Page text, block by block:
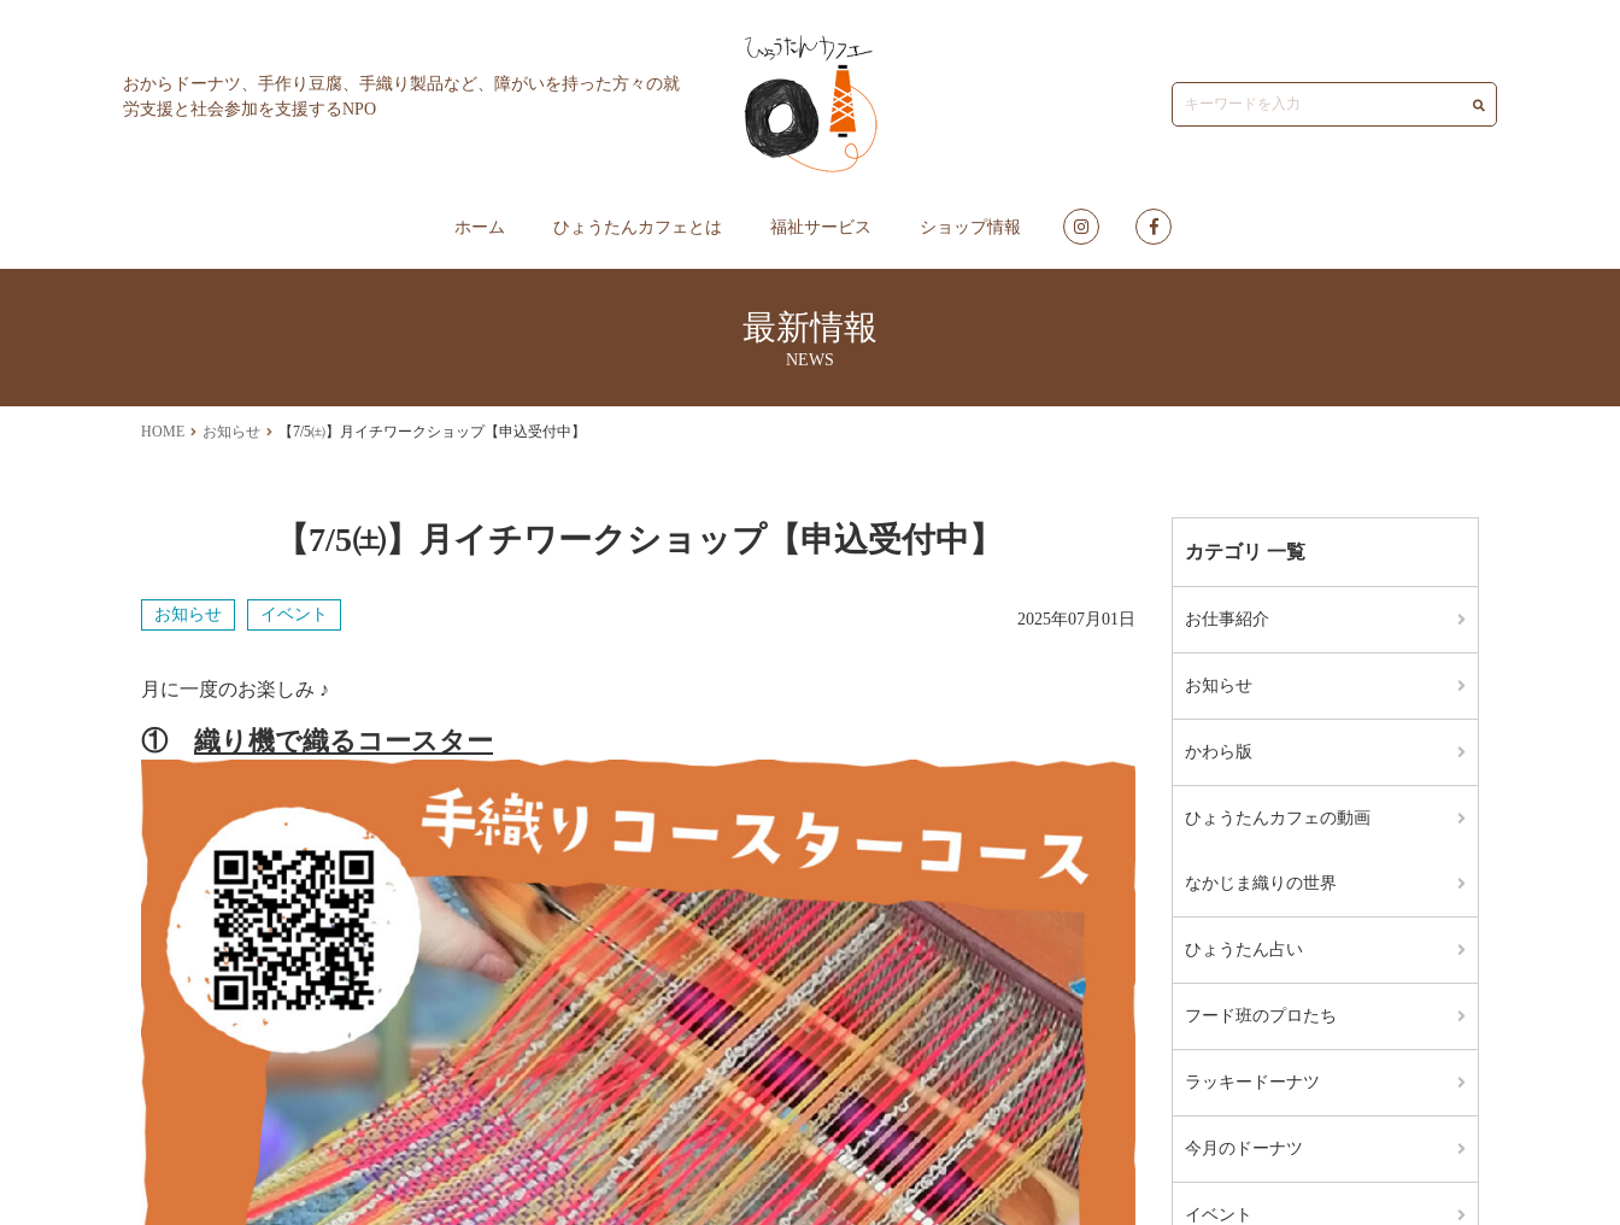
おからドーナツ、手作り豆腐、手織り製品など、障がいを持った方々の就
労支援と社会参加を支援するNPO
ホーム ひょうたんカフェとは 福祉サービス ショップ情報
最新情報
NEWS
HOME お知らせ 【7/5㈯】月イチワークショップ【申込受付中】
【7/5㈯】月イチワークショップ【申込受付中】
お知らせ イベント 2025年07月01日
月に一度のお楽しみ ♪
① 織り機で織るコースター
カテゴリ 一覧
お仕事紹介
お知らせ
かわら版
ひょうたんカフェの動画
なかじま織りの世界
ひょうたん占い
フード班のプロたち
ラッキードーナツ
今月のドーナツ
イベント